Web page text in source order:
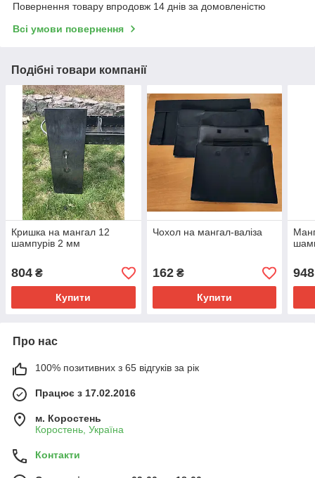
Повернення товару впродовж 14 днів за домовленістю
Всі умови повернення
Подібні товари компанії
Кришка на мангал 12
шампурів 2 мм
804 ₴
Купити
Чохол на мангал-валіза
162₴
Купити
948
Про нас
100% позитивних з 65 відгуків за рік
Працює з 17.02.2016
м. Коростень
Коростень, Україна
Контакти